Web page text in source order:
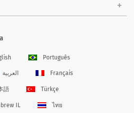
Português
العربية Français
語 Türkçe
IL ไทย